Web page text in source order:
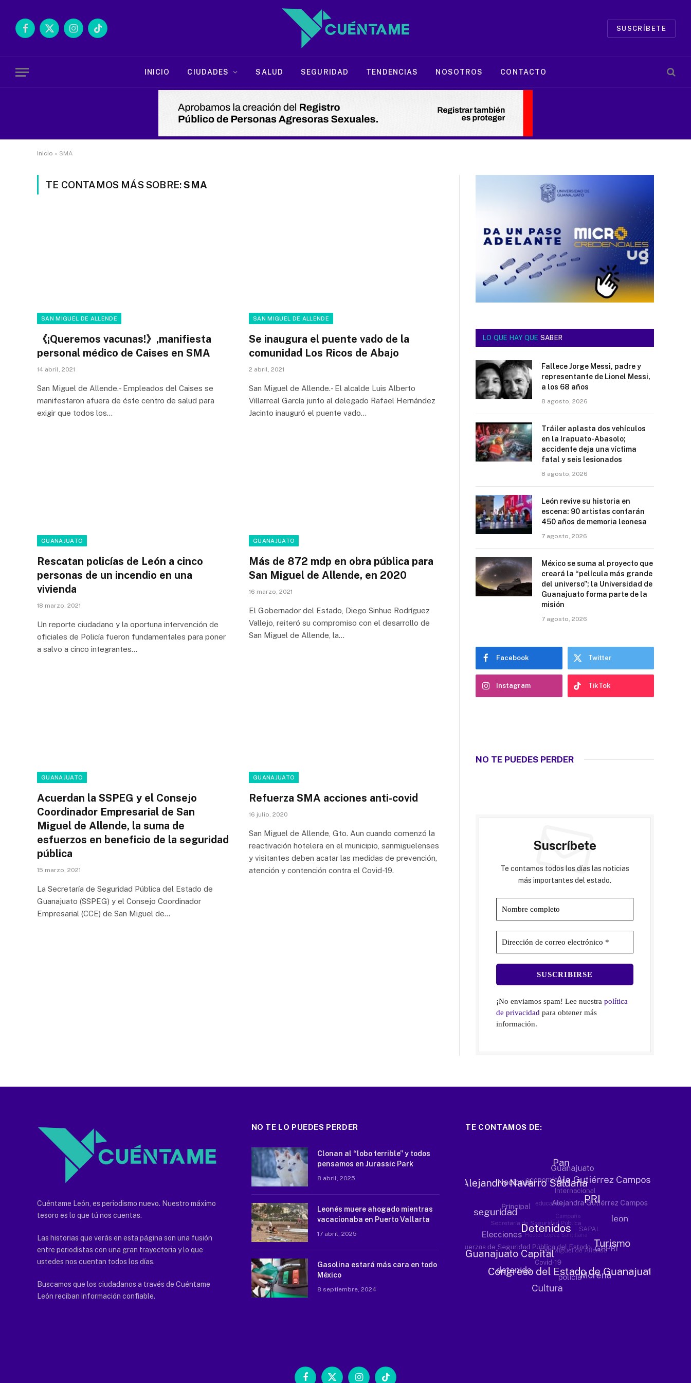
Facebook
X
InstagramTikTok
SUSCRÍBETE
INICIO CIUDADES SALUD SEGURIDAD TENDENCIAS NOSOTROS CONTACTO
Inicio » SMA
TE CONTAMOS MÁS SOBRE:SMA
SAN MIGUEL DE ALLENDE
《¡Queremos vacunas!》,manifiesta
personal médico de Caises en SMA
14 abril, 2021
San Miguel de Allende.- Empleados del Caises se
manifestaron afuera de éste centro de salud para
exigir que todos los…
SAN MIGUEL DE ALLENDE
Se inaugura el puente vado de la
comunidad Los Ricos de Abajo
2 abril, 2021
San Miguel de Allende.- El alcalde Luis Alberto
Villarreal García junto al delegado Rafael Hernández
Jacinto inauguró el puente vado…
GUANAJUATO
Rescatan policías de León a cinco
personas de un incendio en una
vivienda
18 marzo, 2021
Un reporte ciudadano y la oportuna intervención de
oficiales de Policía fueron fundamentales para poner
a salvo a cinco integrantes…
GUANAJUATO
Más de 872 mdp en obra pública para
San Miguel de Allende, en 2020
16 marzo, 2021
El Gobernador del Estado, Diego Sinhue Rodríguez
Vallejo, reiteró su compromiso con el desarrollo de
San Miguel de Allende, la…
GUANAJUATO
Acuerdan la SSPEG y el Consejo
Coordinador Empresarial de San
Miguel de Allende, la suma de
esfuerzos en beneficio de la seguridad
pública
15 marzo, 2021
La Secretaría de Seguridad Pública del Estado de
Guanajuato (SSPEG) y el Consejo Coordinador
Empresarial (CCE) de San Miguel de…
GUANAJUATO
Refuerza SMA acciones anti-covid
16 julio, 2020
San Miguel de Allende, Gto. Aun cuando comenzó la
reactivación hotelera en el municipio, sanmiguelenses
y visitantes deben acatar las medidas de prevención,
atención y contención contra el Covid-19.
LO QUE HAY QUE SABER
Fallece Jorge Messi, padre y
representante de Lionel Messi,
a los 68 años
8 agosto, 2026
Tráiler aplasta dos vehículos
en la Irapuato-Abasolo;
accidente deja una víctima
fatal y seis lesionados
8 agosto, 2026
León revive su historia en
escena: 90 artistas contarán
450 años de memoria leonesa
7 agosto, 2026
México se suma al proyecto que
creará la “película más grande
del universo”; la Universidad de
Guanajuato forma parte de la
misión
7 agosto, 2026
Facebook Twitter
Instagram TikTok
NO TE PUEDES PERDER
Suscríbete
Te contamos todos los días las noticias
más importantes del estado.
¡No enviamos spam! Lee nuestrapolítica
de privacidad para obtener más
información.
Cuéntame León, es periodismo nuevo. Nuestro máximo
tesoro es lo que tú nos cuentas.
Las historias que verás en esta página son una fusión
entre periodistas con una gran trayectoria y lo que
ustedes nos cuentan todos los días.
Buscamos que los ciudadanos a través de Cuéntame
León reciban información confiable.
NO TE LO PUEDES PERDER
Clonan al “lobo terrible” y todos
pensamos en Jurassic Park
8 abril, 2025
Leonés muere ahogado mientras
vacacionaba en Puerto Vallarta
17 abril, 2025
Gasolina estará más cara en todo
México
8 septiembre, 2024
TE CONTAMOS DE:
Facebook
X InstagramTikTok